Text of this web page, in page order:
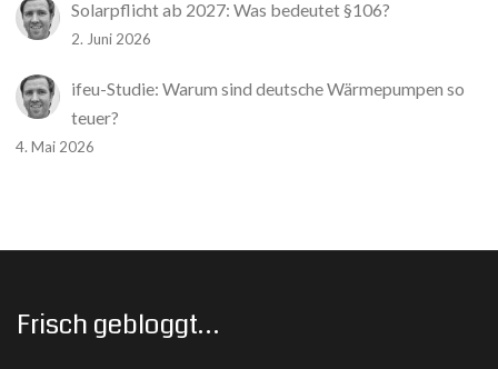
Solarpflicht ab 2027: Was bedeutet §106?
2. Juni 2026
ifeu-Studie: Warum sind deutsche Wärmepumpen so
teuer?
4. Mai 2026
Frisch gebloggt…